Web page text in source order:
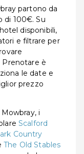
partono da
di 100€. Su
disponibili,
e filtrare per
Prenotare è
le date e
prezzo
i
Scalford
Country
The Old Stables